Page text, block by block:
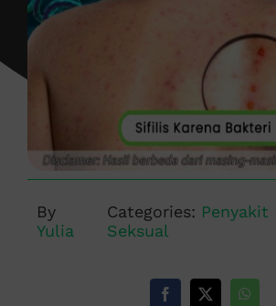
By
Yulia
Categories: Penyakit
Seksual